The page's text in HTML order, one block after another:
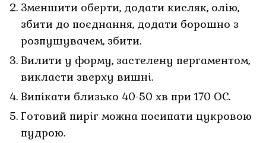
Зменшити оберти, додати кисляк, олію,
збити до поєднання, додати борошно з
розпушувачем, збити.
Вилити у форму, застелену пергаментом,
викласти зверху вишні.
Випікати близько 40-50 хв при 170 ОС.
Готовий пиріг можна посипати цукровою
пудрою.